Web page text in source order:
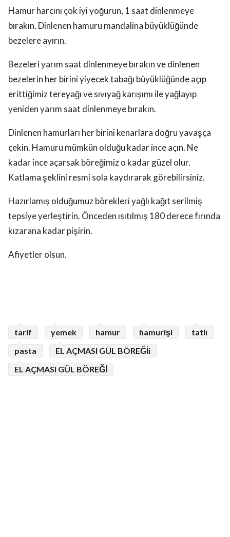
Hamur harcını çok iyi yoğurun, 1 saat dinlenmeye
bırakın. Dinlenen hamuru mandalina büyüklüğünde
bezelere ayırın.
Bezeleri yarım saat dinlenmeye bırakın ve dinlenen
bezelerin her birini yiyecek tabağı büyüklüğünde açıp
erittiğimiz tereyağı ve sıvıyağ karışımı ile yağlayıp
yeniden yarım saat dinlenmeye bırakın.
Dinlenen hamurları her birini kenarlara doğru yavaşça
çekin. Hamuru mümkün olduğu kadar ince açın. Ne
kadar ince açarsak böreğimiz o kadar güzel olur.
Katlama şeklini resmi sola kaydırarak görebilirsiniz.
Hazırlamış olduğumuz börekleri yağlı kağıt serilmiş
tepsiye yerleştirin. Önceden ısıtılmış 180 derece fırında
kızarana kadar pişirin.
Afiyetler olsun.
tarif yemek hamur hamurişi
tatlı
pasta
EL AÇMASI GÜL BÖREĞİi
EL AÇMASI GÜL BÖREĞİ